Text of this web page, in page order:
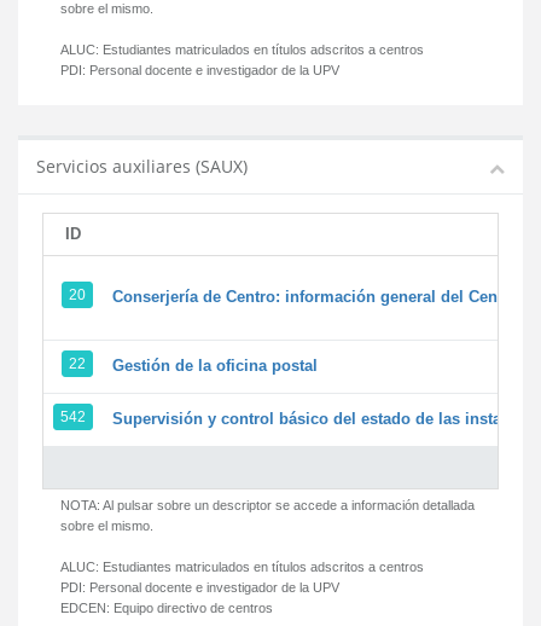
sobre el mismo.
ALUC: Estudiantes matriculados en títulos adscritos a centros
PDI: Personal docente e investigador de la UPV
Servicios auxiliares (SAUX)
ID
20 Conserjería de Centro: información general del Centro y
22 Gestión de la oficina postal
542 Supervisión y control básico del estado de las
NOTA: Al pulsar sobre un descriptor se accede a información detallada
sobre el mismo.
ALUC: Estudiantes matriculados en títulos adscritos a centros
PDI: Personal docente e investigador de la UPV
EDCEN: Equipo directivo de centros